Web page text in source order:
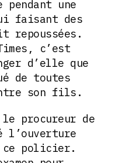
une
faisant des
repoussées.
c’est
d’elle que
de toutes
son fils.
le procureur de
l’ouverture
ce policier.